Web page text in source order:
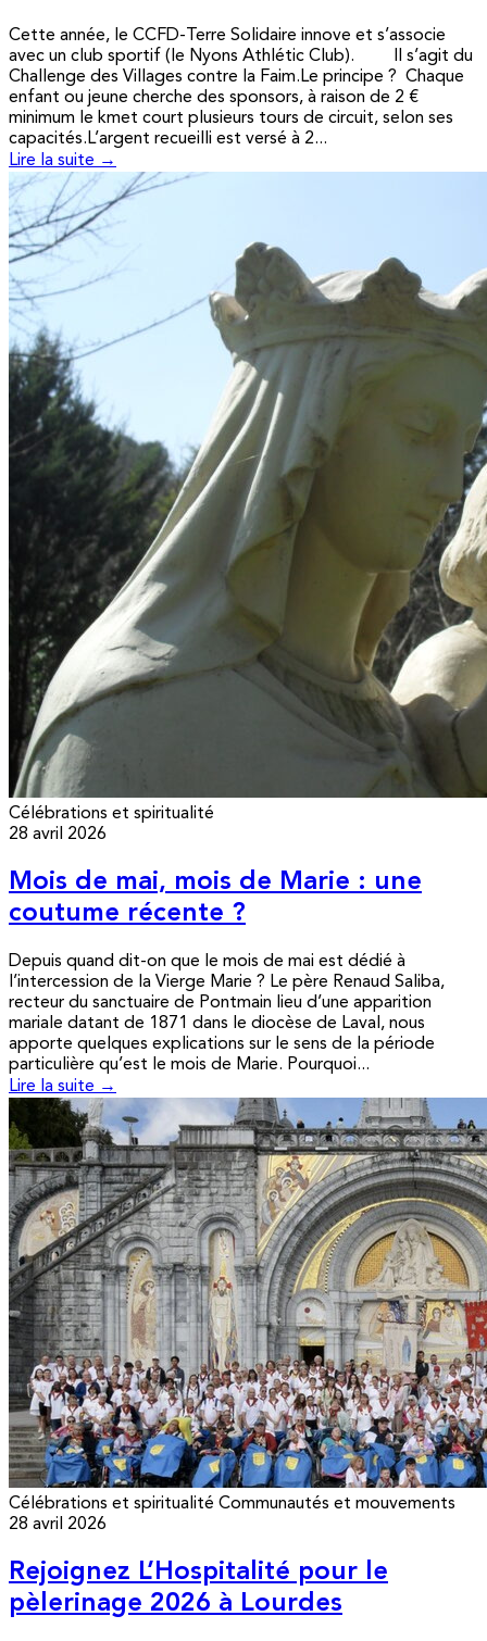
Cette année, le CCFD-Terre Solidaire innove et s’associe
avec un club sportif (le Nyons Athlétic Club). Il s’agit du
Challenge des Villages contre la Faim.Le principe ? Chaque
enfant ou jeune cherche des sponsors, à raison de 2 €
minimum le kmet court plusieurs tours de circuit, selon ses
capacités.L’argent recueilli est versé à 2...
Lire la suite →
Célébrations et spiritualité
28 avril 2026
Mois de mai, mois de Marie : une
coutume récente ?
Depuis quand dit-on que le mois de mai est dédié à
l’intercession de la Vierge Marie ? Le père Renaud Saliba,
recteur du sanctuaire de Pontmain lieu d’une apparition
mariale datant de 1871 dans le diocèse de Laval, nous
apporte quelques explications sur le sens de la période
particulière qu’est le mois de Marie. Pourquoi...
Lire la suite →
Célébrations et spiritualité Communautés et mouvements
28 avril 2026
Rejoignez L’Hospitalité pour le
pèlerinage 2026 à Lourdes